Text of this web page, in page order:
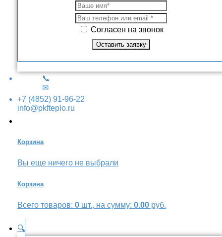
Согласен на звонок
📞
✉
+7 (4852) 91-96-22
info@pkfteplo.ru
Корзина
Вы еще ничего не выбрали
Корзина
Всего товаров: 0 шт., на сумму: 0.00 руб.
🔍